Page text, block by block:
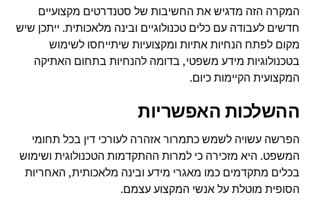
המקרה הזה מדגיש את החשיבות של סטנדרטים מקצועיים
חדשים לעבודה עם כלים טכנולוגיים ובינה מלאכותית. ייתכן שיש
מקום לפתח הנחיות אתיות ומקצועיות שיתייחסו לשימוש
בטכנולוגיות מידע משפטי, בדומה להנחיות בתחום האתיקה
המקצועית הקיימות כיום.
ההשלכות האפשריות
הפרשה עשויה לשמש כתמרור אזהרה לעורכי דין בכל תחומי
המשפט. היא מזכירה כי למרות ההתקדמות הטכנולוגית ושימוש
בכלים מתקדמים כמו מאגרי מידע ובינה מלאכותית, האחריות
הסופית מוטלת על אנשי המקצוע עצמם.